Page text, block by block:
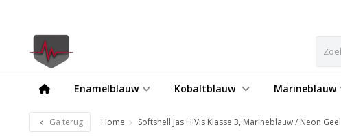
Enamelblauw Kobaltblauw Marineblauw
Ga terug Home Softshell jas HiVis Klasse 3, Marineblauw / Neon Geel